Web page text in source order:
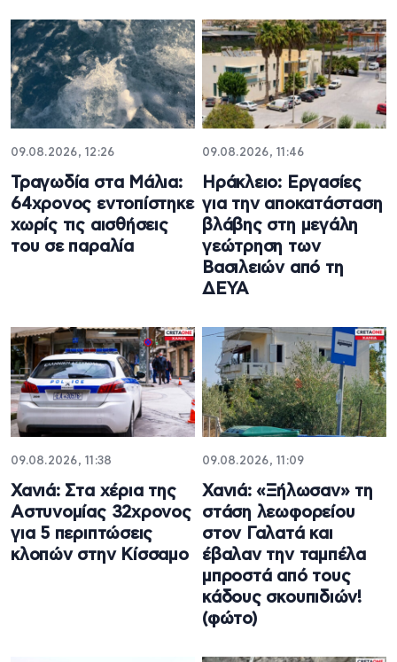
09.08.2026, 12:26
Τραγωδία στα Μάλια:
64χρονος εντοπίστηκε
χωρίς τις αισθήσεις
του σε παραλία
09.08.2026, 11:46
Ηράκλειο: Εργασίες
για την αποκατάσταση
βλάβης στη μεγάλη
γεώτρηση των
Βασιλειών από τη
ΔΕΥΑ
09.08.2026, 11:38
Χανιά: Στα χέρια της
Αστυνομίας 32χρονος
για 5 περιπτώσεις
κλοπών στην Κίσσαμο
09.08.2026, 11:09
Χανιά: «Ξήλωσαν» τη
στάση λεωφορείου
στον Γαλατά και
έβαλαν την ταμπέλα
μπροστά από τους
κάδους σκουπιδιών!
(φώτο)